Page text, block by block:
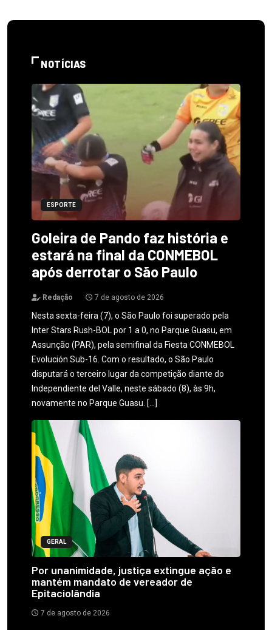
NOTÍCIAS
ESPORTE
Goleira de Pando faz história e
estará na final da CONMEBOL
após derrotar o São Paulo
Redação 7 de agosto de 2026
Nesta sexta-feira (7), o São Paulo foi superado pela
Inter Stars Rush-BOL por 1 a 0, no Parque Guasu, em
Assunção (PAR), pela semifinal da Fiesta CONMEBOL
Evolución Sub-16. Com o resultado, o São Paulo
disputará o terceiro lugar da competição diante do
Independiente del Valle, neste sábado (8), às 9h,
novamente no Parque Guasu. […]
GERAL
Por unanimidade, justiça extingue ação e
mantém mandato de vereador de
Epitaciolândia
7 de agosto de 2026